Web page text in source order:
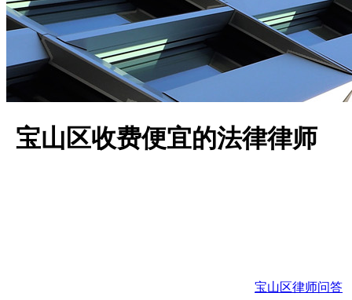
宝山区收费便宜的法律律师
宝山区律师问答